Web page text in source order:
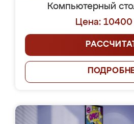
Компьютерный
Цена: 10400